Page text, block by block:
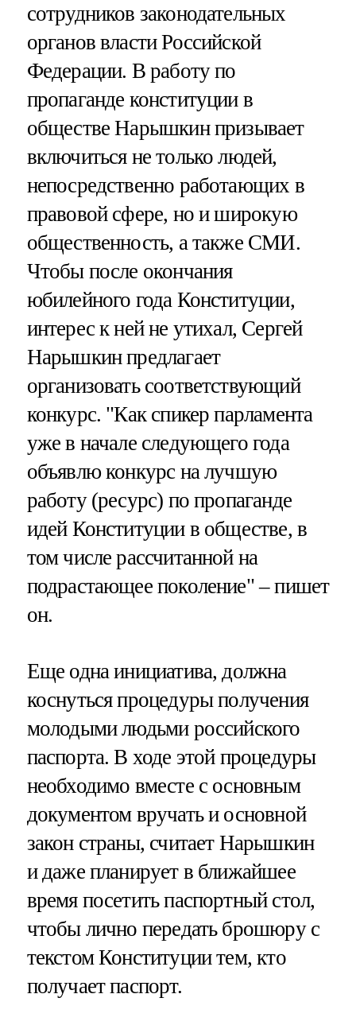
сотрудников законодательных
органов власти Российской
Федерации. В работу по
пропаганде конституции в
обществе Нарышкин призывает
включиться не только людей,
непосредственно работающих в
правовой сфере, но и широкую
общественность, а также СМИ.
Чтобы после окончания
юбилейного года Конституции,
интерес к ней не утихал, Сергей
Нарышкин предлагает
организовать соответствующий
конкурс. "Как спикер парламента
уже в начале следующего года
объявлю конкурс на лучшую
работу (ресурс) по пропаганде
идей Конституции в обществе, в
том числе рассчитанной на
подрастающее поколение" – пишет
он.
Еще одна инициатива, должна
коснуться процедуры получения
молодыми людьми российского
паспорта. В ходе этой процедуры
необходимо вместе с основным
документом вручать и основной
закон страны, считает Нарышкин
и даже планирует в ближайшее
время посетить паспортный стол,
чтобы лично передать брошюру с
текстом Конституции тем, кто
получает паспорт.